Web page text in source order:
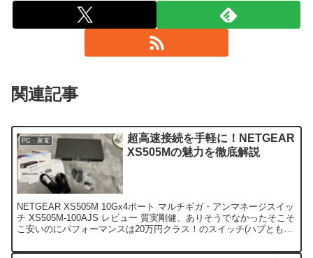
関連記事
PC・家電
超高速接続を手軽に！NETGEAR
XS505Mの魅力を徹底解説
NETGEAR XS505M 10Gx4ポート マルチギガ・アンマネージスイッ
チ XS505M-100AJS レビュー 質実剛健、ありそうでなかったそこそ
こ安いのにパフォーマンスは20万円クラス！のスイッチ(ハブとも言